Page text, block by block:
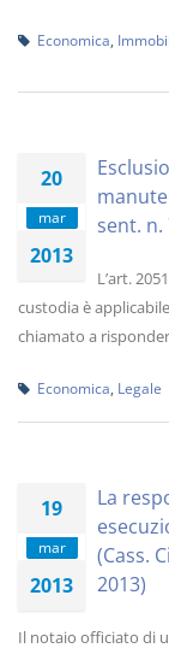
Economica
20
mar
2013
sent. n.
L’art.
custodia è
chiamato a
Economica Legale
19
mar
2013
La
(Cass.
2013)
Il notaio officiato di